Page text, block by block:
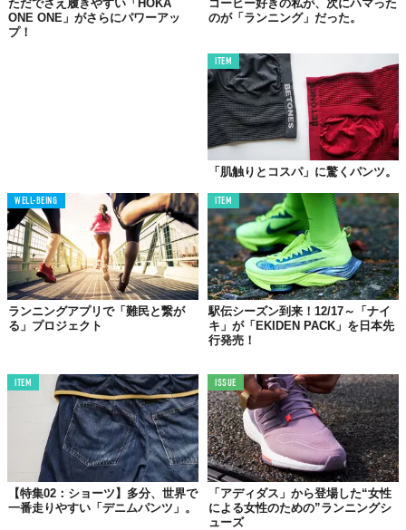
植松正晃／エイ出版 デジタル・ディレクター
ジムでのトレーニングは週2〜3回。社内のトライアスロン部部長も務めるアスリー
ト。本業では『2nd』と『 趣味文CLUB』のマーケティング＆商品開発に奔走中。
Photo by元家健吾
今、僕らがリアルに使っているもの、使えるもの。『ビー 』の記
事は、毎日1本公開中です。
ただでさえ履きやすい「HOKA
ONE ONE」がさらにパワーアッ
プ！
コーヒー好きの私が、次にハマった
のが「ランニング」だった。
ITEM
「肌触りとコスパ」に驚くパンツ。
WELL-BEING
ランニングアプリで「難民と繋が
る」プロジェクト
ITEM
駅伝シーズン到来！12/17～「ナイ
キ」が「EKIDEN PACK」を日本先
行発売！
ITEM
【特集02：ショーツ】多分、世界で
一番走りやすい「デニムパンツ」。
ISSUE
「アディダス」から登場した“女性
による女性のための”ランニングシ
ューズ